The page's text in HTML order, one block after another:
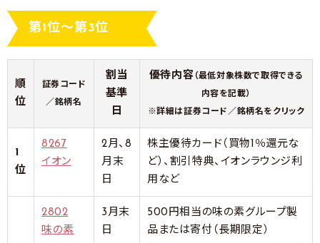
第1位～第3位
順
位
証券コード
／銘柄名
割当
基準
日
優待内容 （最低対象株数で取得できる
内容を記載）
※詳細は証券コード／銘柄名をクリック
1
位
8267
イオン
2月、8
月末
日
株主優待カード（買物1％還元な
ど）、割引特典、イオンラウンジ利
用など
2802
味の素
3月末
日
500円相当の味の素グループ製
品または寄付（長期限定）